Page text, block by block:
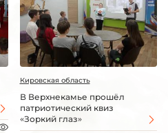
Кировская область
В Верхнекамье прошёл
патриотический квиз
«Зоркий глаз»